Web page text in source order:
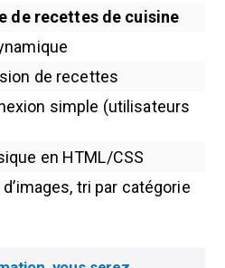
de recettes de cuisine
de recettes
simple (utilisateurs
en HTML/CSS
tri par catégorie